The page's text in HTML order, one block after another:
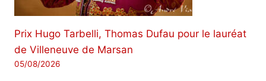
Prix ​​Hugo Tarbelli, Thomas Dufau pour le lauréat
de Villeneuve de Marsan
05/08/2026